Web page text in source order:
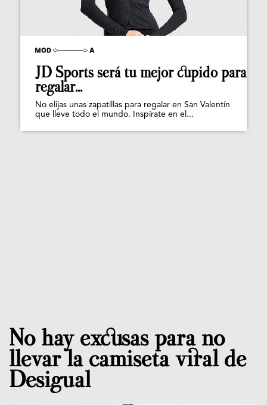
JD Sports será tu mejor cupido para
regalar...
No elijas unas zapatillas para regalar en San Valentín
que lleve todo el mundo. Inspírate en el...
No hay excusas para no
llevar la camiseta viral de
Desigual